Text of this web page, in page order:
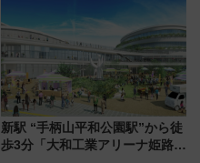
新駅 “手柄山平和公園駅”から徒
歩3分「大和工業アリーナ姫路」